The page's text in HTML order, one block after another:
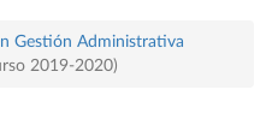
Gestión Administrativa
2019-2020)